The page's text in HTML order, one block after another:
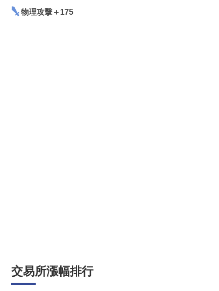
物理攻擊＋175
交易所漲幅排行